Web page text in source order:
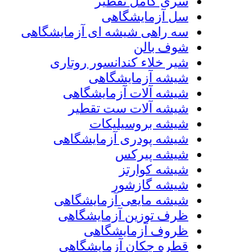
سل آزمایشگاهی
سه راهی شیشه ای آزمایشگاهی
شوف بالن
شیر خلاء کندانسور روتاری
شیشه آزمایشگاهی
شیشه آلات آزمایشگاهی
شیشه آلات ست تقطیر
شیشه بروسیلیکات
شیشه پودری آزمایشگاهی
شیشه پیرکس
شیشه کوارتز
شیشه گازشور
شیشه مایعی آزمایشگاهی
ظرف توزین آزمایشگاهی
ظروف آزمایشگاهی
قطره چکان آزمایشگاهی